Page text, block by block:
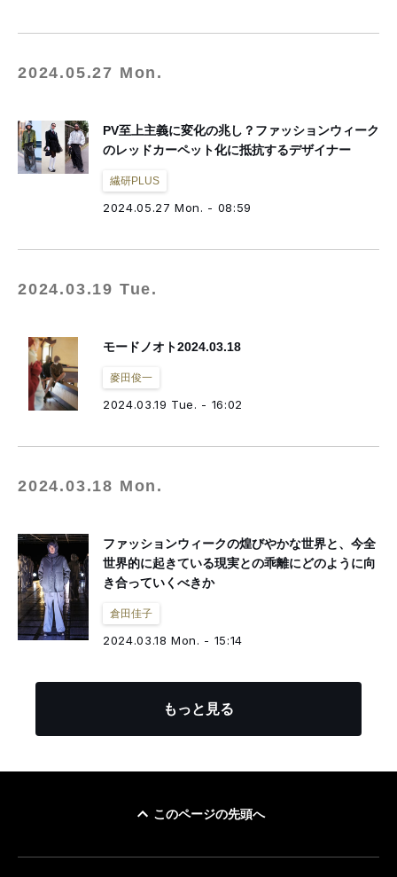
2024.05.27 Mon.
PV至上主義に変化の兆し？ファッションウィーク
のレッドカーペット化に抵抗するデザイナー
繊研PLUS
2024.05.27 Mon. - 08:59
2024.03.19 Tue.
モードノオト2024.03.18
麥田俊一
2024.03.19 Tue. - 16:02
2024.03.18 Mon.
ファッションウィークの煌びやかな世界と、今全
世界的に起きている現実との乖離にどのように向
き合っていくべきか
倉田佳子
2024.03.18 Mon. - 15:14
もっと見る
このページの先頭へ